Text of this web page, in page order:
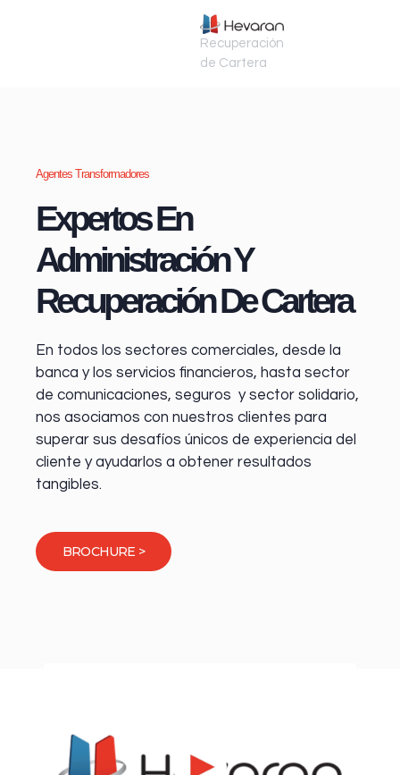
Recuperación
de Cartera
Agentes Transformadores
Expertos En
Administración Y
Recuperación De Cartera
En todos los sectores comerciales, desde la
banca y los servicios financieros, hasta sector
de comunicaciones, seguros y sector solidario,
nos asociamos con nuestros clientes para
superar sus desafíos únicos de experiencia del
cliente y ayudarlos a obtener resultados
tangibles.
BROCHURE >